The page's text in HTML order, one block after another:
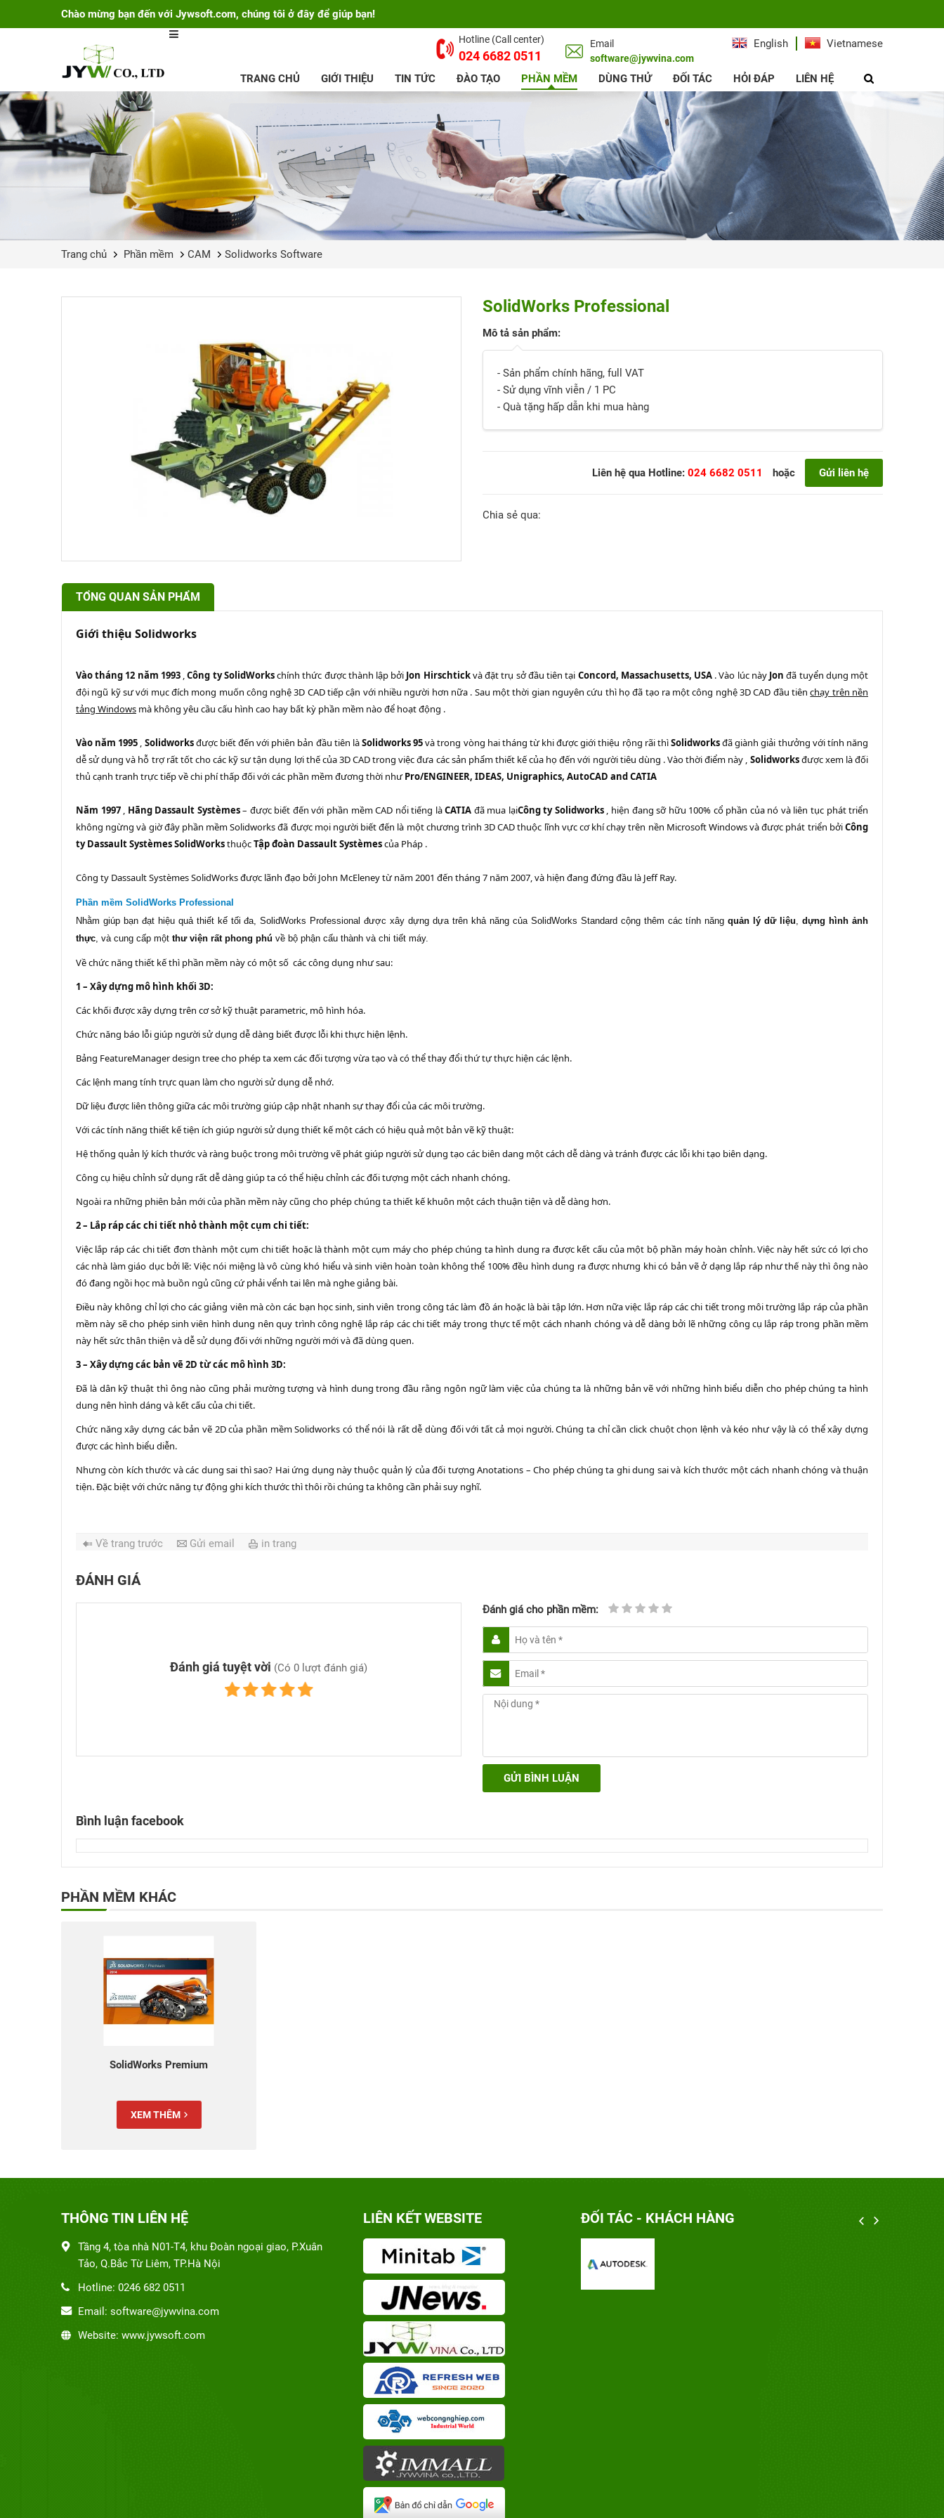
Chào mừng bạn đến với Jywsoft.com, chúng tôi ở đây để giúp bạn!
Vietnamese
English
Hotline (Call center)
024 6682 0511
Email
software@jywvina.com
TRANG CHỦ GIỚI THIỆU TIN TỨC ĐÀO TẠO PHẦN MỀM DÙNG THỬ ĐỐI TÁC HỎI ĐÁP LIÊN HỆ
Trang chủ Phần mềm CAM Solidworks Software
SolidWorks Professional
Mô tả sản phẩm:
- Sản phẩm chính hãng, full VAT
- Sử dụng vĩnh viễn / 1 PC
- Quà tặng hấp dẫn khi mua hàng
Liên hệ qua Hotline: 024 6682 0511 hoặc Gửi liên hệ
Chia sẻ qua:
TỔNG QUAN SẢN PHẨM
Giới thiệu Solidworks
Vào tháng 12 năm 1993,Công ty SolidWorkschính thức được thành lập bởi Jon Hirschtickvà đặt trụ sở đầu tiên tại Concord, Massachusetts, USA . Vào lúc này Jon đã tuyển dụng một
đội ngũ kỹ sư với mục đích mong muốn công nghệ 3D CAD tiếp cận với nhiều người hơn nữa . Sau một thời gian nguyên cứu thì họ đã tạo ra một công nghệ 3D CAD đầu tiênchạy trên nền
tảng Windows mà không yêu cầu cấu hình cao hay bất kỳ phần mềm nào để hoạt động .
Vào năm 1995 , Solidworksđược biết đến với phiên bản đầu tiên làSolidworks 95và trong vòng hai tháng từ khi được giới thiệu rộng rãi thìSolidworksđã giành giải thưởng với tính năng
dễ sử dụng và hỗ trợ rất tốt cho các kỹ sư tận dụng lợi thế của 3D CAD trong việc đưa các sản phẩm thiết kế của họ đến với người tiêu dùng . Vào thời điểm này , Solidworksđược xem là đối
thủ cạnh tranh trực tiếp về chi phí thấp đối với các phần mềm đương thời như Pro/ENGINEER, IDEAS, Unigraphics, AutoCAD and CATIA
Năm 1997, Hãng Dassault Systèmes– được biết đến với phần mềm CAD nổi tiếng làCATIA đã mua lạiCông ty Solidworks, hiện đang sỡ hữu 100% cổ phần của nó và liên tục phát triển
không ngừng và giờ đây phần mềm Solidworks đã được mọi người biết đến là một chương trình 3D CAD thuộc lĩnh vực cơ khí chạy trên nền Microsoft Windows và được phát triển bởiCông
ty Dassault Systèmes SolidWorksthuộcTập đoàn Dassault Systèmescủa Pháp .
Công ty Dassault Systèmes SolidWorks được lãnh đạo bởi John McEleney từ năm 2001 đến tháng 7 năm 2007, và hiện đang đứng đầu là Jeff Ray.
Phần mềm SolidWorks Professional
Nhằm giúp bạn đạt hiệu quả thiết kế tối đa, SolidWorks Professional được xây dựng dựa trên khả năng của SolidWorks Standard cộng thêm các tính năng quản lý dữ liệu,dựng hình ảnh
thực, và cung cấp một thư viện rất phong phú về bộ phận cấu thành và chi tiết máy.
Về chức năng thiết kế thì phần mềm này có một số các công dụng như sau:
1 – Xây dựng mô hình khối 3D:
Các khối được xây dựng trên cơ sở kỹ thuật parametric, mô hình hóa.
Chức năng báo lỗi giúp người sử dụng dễ dàng biết được lỗi khi thực hiện lệnh.
Bảng FeatureManager design tree cho phép ta xem các đối tượng vừa tạo và có thể thay đổi thứ tự thực hiện các lệnh.
Các lệnh mang tính trực quan làm cho người sử dụng dễ nhớ.
Dữ liệu được liên thông giữa các môi trường giúp cập nhật nhanh sự thay đổi của các môi trường.
Với các tính năng thiết kế tiện ích giúp người sử dụng thiết kế một cách có hiệu quả một bản vẽ kỹ thuật:
Hệ thống quản lý kích thước và ràng buộc trong môi trường vẽ phát giúp người sử dụng tạo các biên dang một cách dễ dàng và tránh được các lỗi khi tạo biên dạng.
Công cụ hiệu chỉnh sử dụng rất dễ dàng giúp ta có thể hiệu chỉnh các đối tượng một cách nhanh chóng.
Ngoài ra những phiên bản mới của phần mềm này cũng cho phép chúng ta thiết kế khuôn một cách thuận tiện và dễ dàng hơn.
2 – Lắp ráp các chi tiết nhỏ thành một cụm chi tiết:
Việc lắp ráp các chi tiết đơn thành một cụm chi tiết hoặc là thành một cụm máy cho phép chúng ta hình dung ra được kết cấu của một bộ phần máy hoàn chỉnh. Việc này hết sức có lợi cho
các nhà làm giáo dục bởi lẽ: Việc nói miệng là vô cùng khó hiểu và sinh viên hoàn toàn không thể 100% đều hình dung ra được nhưng khi có bản vẽ ở dạng lắp ráp như thế này thì ông nào
đó đang ngồi học mà buồn ngủ cũng cứ phải vểnh tai lên mà nghe giảng bài.
Điều này không chỉ lợi cho các giảng viên mà còn các bạn học sinh, sinh viên trong công tác làm đồ án hoặc là bài tập lớn. Hơn nữa việc lắp ráp các chi tiết trong môi trường lắp ráp của phần
mềm này sẽ cho phép sinh viên hình dung nên quy trình công nghệ lắp ráp các chi tiết máy trong thực tế một cách nhanh chóng và dễ dàng bởi lẽ những công cụ lắp ráp trong phần mềm
này hết sức thân thiện và dễ sử dụng đối với những người mới và đã dùng quen.
3 – Xây dựng các bản vẽ 2D từ các mô hình 3D:
Đã là dân kỹ thuật thì ông nào cũng phải mường tượng và hình dung trong đầu rằng ngôn ngữ làm việc của chúng ta là những bản vẽ với những hình biểu diễn cho phép chúng ta hình
dung nên hình dáng và kết cấu của chi tiết.
Chức năng xây dựng các bản vẽ 2D của phần mềm Solidworks có thể nói là rất dễ dùng đối với tất cả mọi người. Chúng ta chỉ cần click chuột chọn lệnh và kéo như vậy là có thể xây dựng
được các hình biểu diễn.
Nhưng còn kích thước và các dung sai thì sao? Hai ứng dụng này thuộc quản lý của đối tượng Anotations – Cho phép chúng ta ghi dung sai và kích thước một cách nhanh chóng và thuận
tiện. Đặc biệt với chức năng tự động ghi kích thước thì thôi rồi chúng ta không cần phải suy nghĩ.
Về trang trước Gửi email in trang
ĐÁNH GIÁ
Đánh giá tuyệt vời (Có 0 lượt đánh giá)
Đánh giá cho phần mềm:
GỬI BÌNH LUẬN
Bình luận facebook
PHẦN MỀM KHÁC
SolidWorks Premium
XEM THÊM
THÔNG TIN LIÊN HỆ
Tầng 4, tòa nhà N01-T4, khu Đoàn ngoại giao, P.Xuân
Tảo, Q.Bắc Từ Liêm, TP.Hà Nội
Hotline: 0246 682 0511
Email: software@jywvina.com
Website: www.jywsoft.com
LIÊN KẾT WEBSITE ĐỐI TÁC - KHÁCH HÀNG